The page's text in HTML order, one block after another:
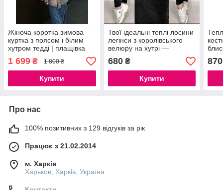
Жіноча коротка зимова
куртка з поясом і білим
хутром тедді | плащівка
лаке, S–L пудра чорний
1 699 ₴ 1 800 ₴
Купити
Твої ідеальні теплі лосини
легінси з королівського
велюру на хутрі —
комфорт, тепло і
бездоганна посадка
680₴
Купити
870
Про нас
100% позитивних з 129 відгуків за рік
Працює з 21.02.2014
м. Харків
Харьков, Харків, Україна